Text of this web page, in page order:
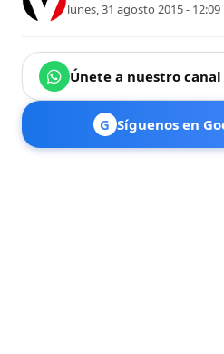
lunes, 31 agosto 2015 - 12:09
Únete a nuestro
G Síguenos en